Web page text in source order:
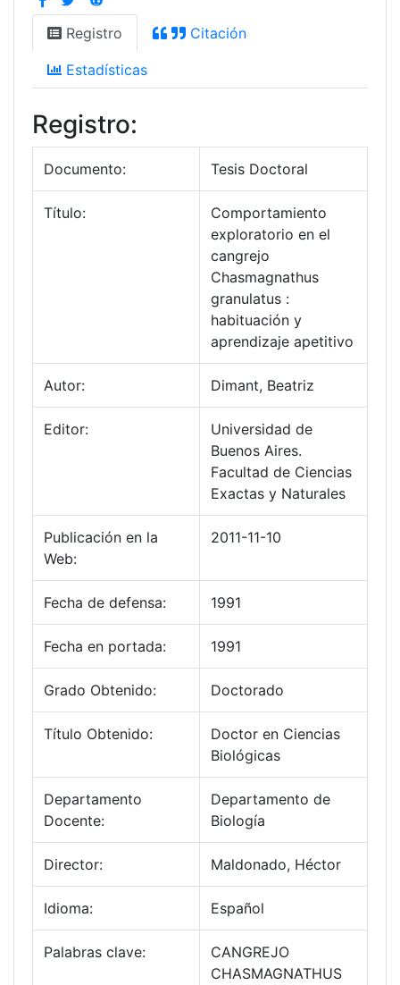
Registro Citación
Estadísticas
Registro:
Documento: Tesis Doctoral
Título:
Comportamiento
exploratorio en el
cangrejo
Chasmagnathus
granulatus :
habituación y
aprendizaje apetitivo
Autor: Dimant, Beatriz
Editor:
Universidad de
Buenos Aires.
Facultad de Ciencias
Exactas y Naturales
Publicación en la
Web:
2011-11-10
Fecha de defensa: 1991
Fecha en portada: 1991
Grado Obtenido: Doctorado
Título Obtenido:
Doctor en Ciencias
Biológicas
Departamento
Docente:
Departamento de
Biología
Director: Maldonado, Héctor
Idioma: Español
Palabras clave:
CANGREJO
CHASMAGNATHUS